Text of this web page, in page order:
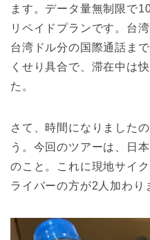
ます。データ量無制限で
リペイドプランです。台
台湾ドル分の国際通話ま
くせり具合で、滞在中は
た。
さて、時間になりました
う。今回のツアーは、日
のこと。これに現地サイ
ライバーの方が2人加わり